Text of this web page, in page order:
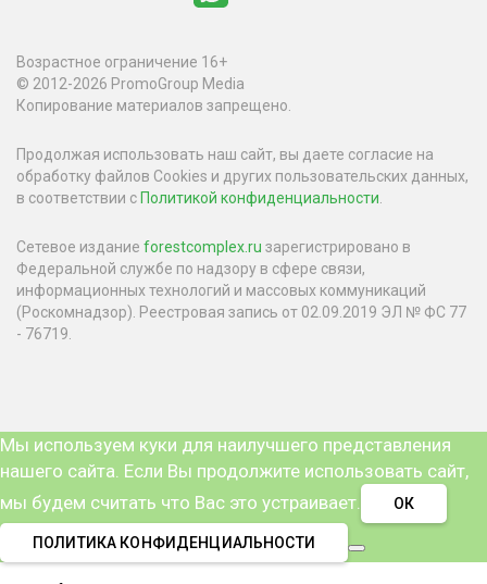
Возрастное ограничение 16+
© 2012-2026 PromoGroup Media
Копирование материалов запрещено.
Продолжая использовать наш сайт, вы даете согласие на
обработку файлов Cookies и других пользовательских данных,
в соответствии с Политикой конфиденциальности
Сетевое издание forestcomplex.ru зарегистрировано в
Федеральной службе по надзору в сфере связи,
информационных технологий и массовых коммуникаций
(Роскомнадзор). Реестровая запись от 02.09.2019 ЭЛ № ФС 77
- 76719.
Мы используем куки для наилучшего представления
нашего сайта. Если Вы продолжите использовать сайт,
мы будем считать что Вас это устраивает.
ОК
ПОЛИТИКА КОНФИДЕНЦИАЛЬНОСТИ